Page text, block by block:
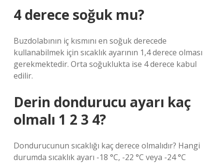
4 derece soğuk mu?
Buzdolabının iç kısmını en soğuk derecede
kullanabilmek için sıcaklık ayarının 1,4 derece olması
gerekmektedir. Orta soğuklukta ise 4 derece kabul
edilir.
Derin dondurucu ayarı kaç
olmalı 1 2 3 4?
Dondurucunun sıcaklığı kaç derece olmalıdır? Hangi
durumda sıcaklık ayarı -18 °C, -22 °C veya -24 °C